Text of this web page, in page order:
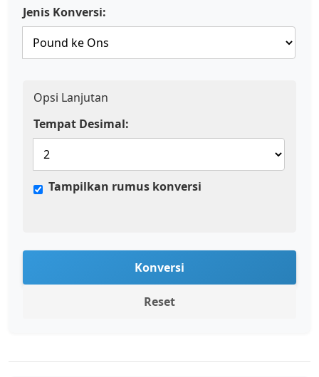
Jenis Konversi:
Opsi Lanjutan
Tempat Desimal:
Tampilkan rumus konversi
Konversi
Reset